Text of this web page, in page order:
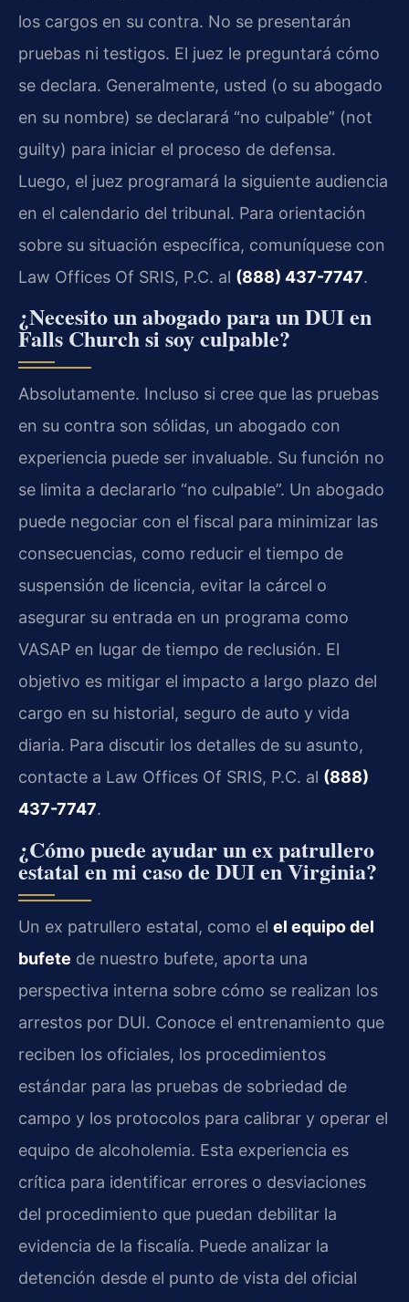
los cargos en su contra. No se presentarán
pruebas ni testigos. El juez le preguntará cómo
se declara. Generalmente, usted (o su abogado
en su nombre) se declarará “no culpable” (not
guilty) para iniciar el proceso de defensa.
Luego, el juez programará la siguiente audiencia
en el calendario del tribunal. Para orientación
sobre su situación específica, comuníquese con
Law Offices Of SRIS, P.C. al (888) 437-7747.
¿Necesito un abogado para un DUI en
Falls Church si soy culpable?
Absolutamente. Incluso si cree que las pruebas
en su contra son sólidas, un abogado con
experiencia puede ser invaluable. Su función no
se limita a declararlo “no culpable”. Un abogado
puede negociar con el fiscal para minimizar las
consecuencias, como reducir el tiempo de
suspensión de licencia, evitar la cárcel o
asegurar su entrada en un programa como
VASAP en lugar de tiempo de reclusión. El
objetivo es mitigar el impacto a largo plazo del
cargo en su historial, seguro de auto y vida
diaria. Para discutir los detalles de su asunto,
contacte a Law Offices Of SRIS, P.C. al (888)
437-7747.
¿Cómo puede ayudar un ex patrullero
estatal en mi caso de DUI en Virginia?
Un ex patrullero estatal, como el el equipo del
bufete de nuestro bufete, aporta una
perspectiva interna sobre cómo se realizan los
arrestos por DUI. Conoce el entrenamiento que
reciben los oficiales, los procedimientos
estándar para las pruebas de sobriedad de
campo y los protocolos para calibrar y operar el
equipo de alcoholemia. Esta experiencia es
crítica para identificar errores o desviaciones
del procedimiento que puedan debilitar la
evidencia de la fiscalía. Puede analizar la
detención desde el punto de vista del oficial